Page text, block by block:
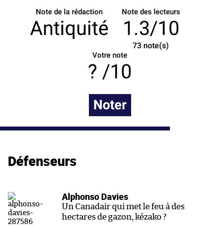
Note de la rédaction
Antiquité
Note des lecteurs
1.3/10
73 note(s)
Votre note
/10
Noter
Défenseurs
Alphonso Davies
Un Canadair qui met le feu à des
hectares de gazon, kézako ?